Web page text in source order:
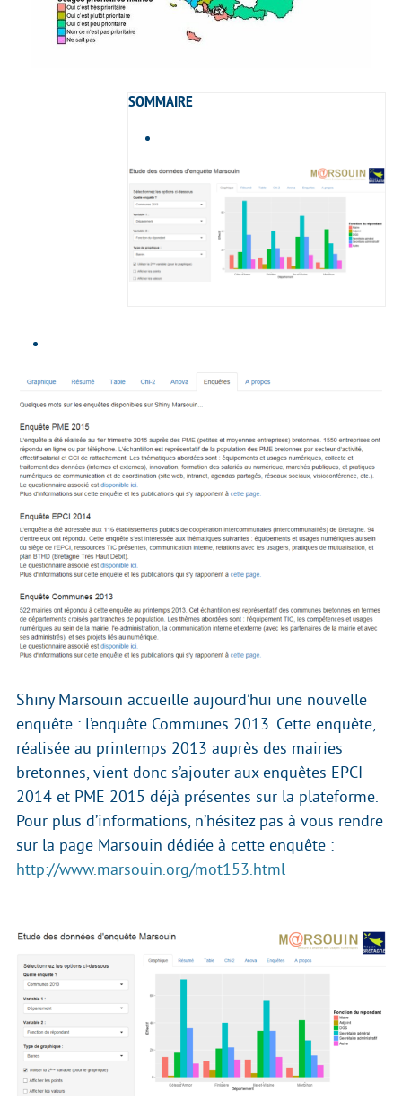
SOMMAIRE
Shiny Marsouin accueille aujourd’hui une nouvelle
enquête : l’enquête Communes 2013. Cette enquête,
réalisée au printemps 2013 auprès des mairies
bretonnes, vient donc s’ajouter aux enquêtes EPCI
2014 et PME 2015 déjà présentes sur la plateforme.
Pour plus d’informations, n’hésitez pas à vous rendre
sur la page Marsouin dédiée à cette enquête :
http://www.marsouin.org/mot153.html